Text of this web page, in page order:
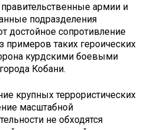
армии и
подразделения
достойное сопротивление
примеров таких героических
курдскими боевыми
Кобани.
крупных террористических
масштабной
не обходятся